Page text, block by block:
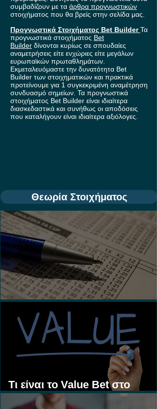
συμβαδίζουν με τα άρθρα προγνωστικών
στοιχήματος που θα βρείς στην σελίδα μας.
Προγνωστικά Στοιχήματος Bet BuilderΤα
προγνωστικά στοιχήματος Bet
Builder δίνονται κυρίως σε σπουδαίες
αναμετρήσεις είτε ενχώριες είτε μεγάλων
ευρωπαϊκών πρωταθλημάτων.
Εκμεταλευόμαστε την δυνατότητα Bet
Builder των στοιχηματικών και πρακτικά
προτείνουμε για 1 συγκεκριμένη αναμέτρηση
συνδυασμό σημείων. Τα προγνωστικά
στοιχήματος Bet Builder είναι ιδιαίτερα
διασκεδαστικά και συνήθως οι αποδόσεις
που καταλήγουν είναι ιδιαίτερα αξιόλογες.
Θεωρία Στοιχήματος
Τι είναι τα Ασιατικά Χάντικαπ;
Τι είναι το Value Bet στο
Στοίχημα;